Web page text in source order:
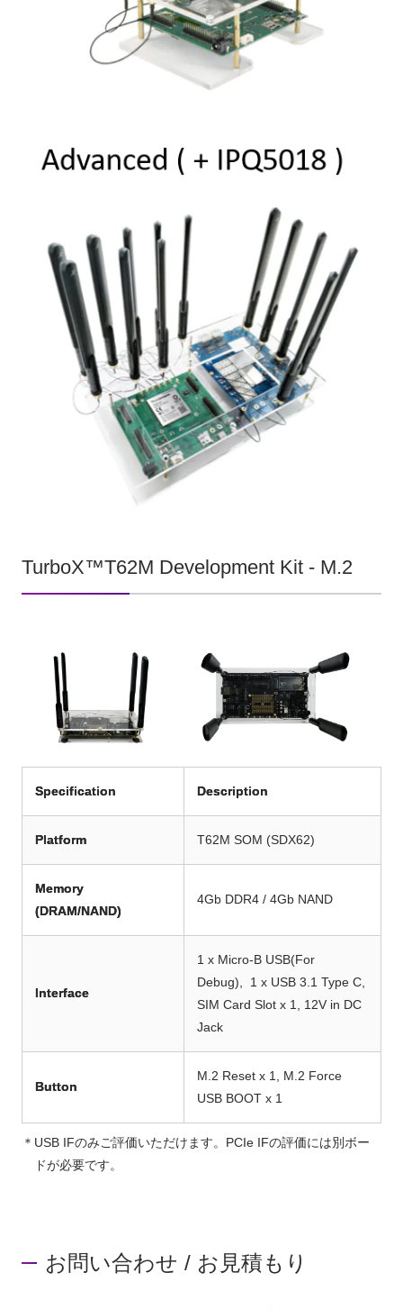
TurboX™T62M Development Kit - M.2
Specification Description
Platform T62M SOM (SDX62)
Memory
(DRAM/NAND)
4Gb DDR4 / 4Gb NAND
Interface
1 x Micro-B USB(For
Debug), 1 x USB 3.1 Type C,
SIM Card Slot x 1, 12V in DC
Jack
Button
M.2 Reset x 1, M.2 Force
USB BOOT x 1
＊USB IFのみご評価いただけます。PCIe IFの評価には別ボー
ドが必要です。
お問い合わせ / お見積もり